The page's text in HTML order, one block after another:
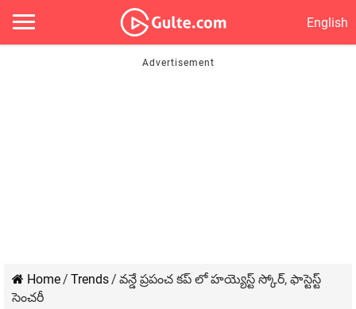
English
Home/ Trends/ వన్డే ప్రపంచ కప్ లో హయ్యెస్ట్ స్కోర్, ఫాస్టెస్ట్
సెంచరీ